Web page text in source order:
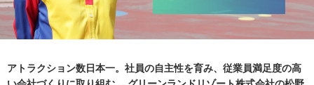
アトラクション数日本一。社員の自主性を育み、従業員満足度の高